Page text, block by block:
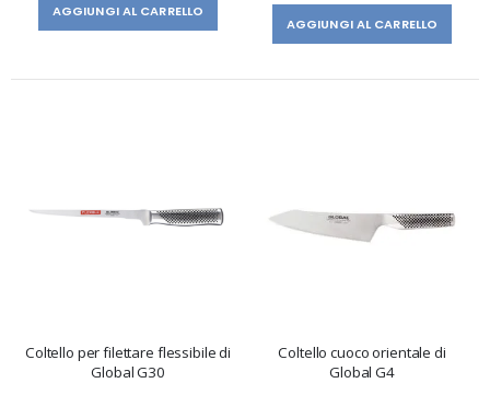
AGGIUNGI AL CARRELLO
AGGIUNGI AL CARRELLO
Coltello per filettare flessibile di
Global G30
Coltello cuoco orientale di
Global G4